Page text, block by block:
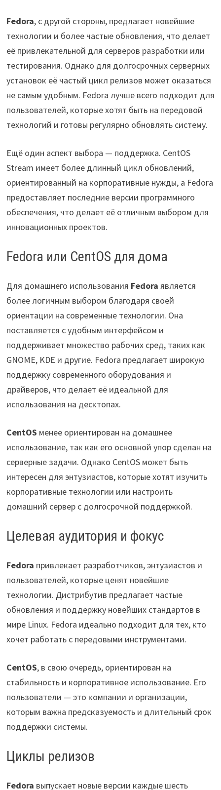
Fedora, с другой стороны, предлагает новейшие
технологии и более частые обновления, что делает
её привлекательной для серверов разработки или
тестирования. Однако для долгосрочных серверных
установок её частый цикл релизов может оказаться
не самым удобным. Fedora лучше всего подходит для
пользователей, которые хотят быть на передовой
технологий и готовы регулярно обновлять систему.
Ещё один аспект выбора — поддержка. CentOS
Stream имеет более длинный цикл обновлений,
ориентированный на корпоративные нужды, а Fedora
предоставляет последние версии программного
обеспечения, что делает её отличным выбором для
инновационных проектов.
Fedora или CentOS для дома
Для домашнего использования Fedora является
более логичным выбором благодаря своей
ориентации на современные технологии. Она
поставляется с удобным интерфейсом и
поддерживает множество рабочих сред, таких как
GNOME, KDE и другие. Fedora предлагает широкую
поддержку современного оборудования и
драйверов, что делает её идеальной для
использования на десктопах.
CentOS менее ориентирован на домашнее
использование, так как его основной упор сделан на
серверные задачи. Однако CentOS может быть
интересен для энтузиастов, которые хотят изучить
корпоративные технологии или настроить
домашний сервер с долгосрочной поддержкой.
Целевая аудитория и фокус
Fedora привлекает разработчиков, энтузиастов и
пользователей, которые ценят новейшие
технологии. Дистрибутив предлагает частые
обновления и поддержку новейших стандартов в
мире Linux. Fedora идеально подходит для тех, кто
хочет работать с передовыми инструментами.
CentOS, в свою очередь, ориентирован на
стабильность и корпоративное использование. Его
пользователи — это компании и организации,
которым важна предсказуемость и длительный срок
поддержки системы.
Циклы релизов
Fedora выпускает новые версии каждые шесть